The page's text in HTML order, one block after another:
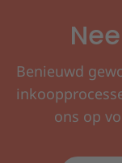
Benieuwd
ons op